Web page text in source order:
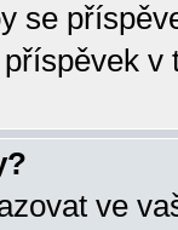
se
v
ve